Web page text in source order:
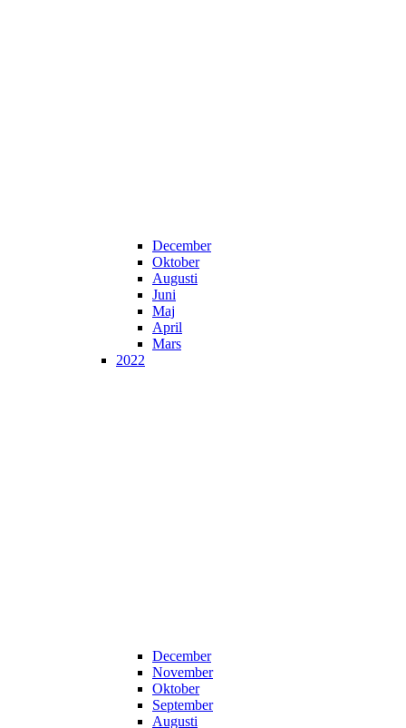
December
Oktober
Augusti
Juni
Maj
April
Mars
2022
December
November
Oktober
September
Augusti